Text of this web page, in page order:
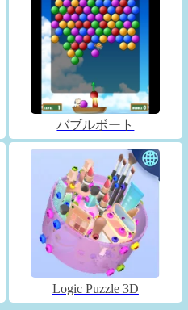
バブルボート
Logic Puzzle 3D